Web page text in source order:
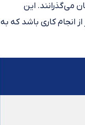
را در محل کارشان می‌گذرانند. این
انجام کاری باشد که به